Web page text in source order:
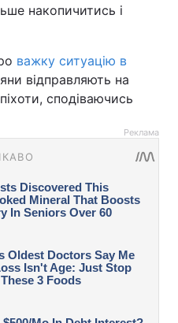
накопичитись і
важку ситуацію в
відправляють на
сподіваючись
Реклама